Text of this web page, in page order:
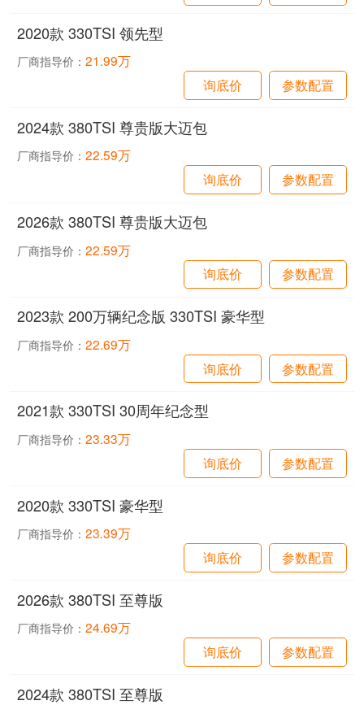
2020款 330TSI 领先型
厂商指导价：21.99万
询底价
参数配置
2024款 380TSI 尊贵版大迈包
厂商指导价：22.59万
询底价
参数配置
2026款 380TSI 尊贵版大迈包
厂商指导价：22.59万
询底价
参数配置
2023款 200万辆纪念版 330TSI 豪华型
厂商指导价：22.69万
询底价
参数配置
2021款 330TSI 30周年纪念型
厂商指导价：23.33万
询底价
参数配置
2020款 330TSI 豪华型
厂商指导价：23.39万
询底价
参数配置
2026款 380TSI 至尊版
厂商指导价：24.69万
询底价
参数配置
2024款 380TSI 至尊版